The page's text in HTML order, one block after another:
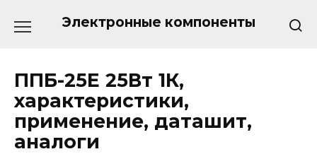
содержанию
Электронные компоненты
ППБ-25Е 25Вт 1К,
характеристики,
применение, даташит,
аналоги